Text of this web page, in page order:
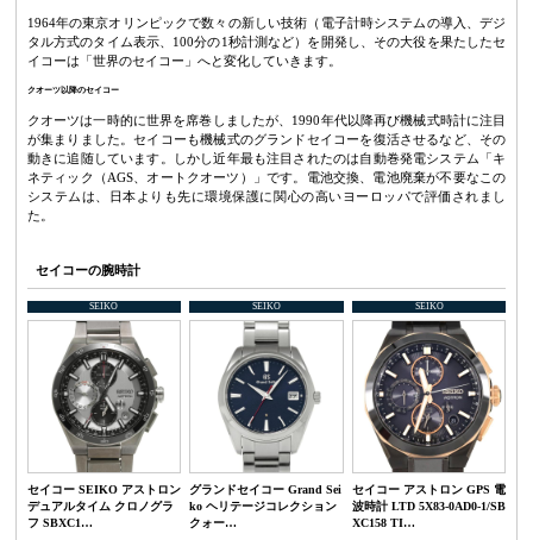
1964年の東京オリンピックで数々の新しい技術（電子計時システムの導入、デジ
タル方式のタイム表示、100分の1秒計測など）を開発し、その大役を果たしたセ
イコーは「世界のセイコー」へと変化していきます。
クオーツ以降のセイコー
クオーツは一時的に世界を席巻しましたが、1990年代以降再び機械式時計に注目
が集まりました。セイコーも機械式のグランドセイコーを復活させるなど、その
動きに追随しています。しかし近年最も注目されたのは自動巻発電システム「キ
ネティック（AGS、オートクオーツ）」です。電池交換、電池廃棄が不要なこの
システムは、日本よりも先に環境保護に関心の高いヨーロッパで評価されまし
た。
セイコーの腕時計
SEIKO
セイコー SEIKO アストロン
デュアルタイム クロノグラ
フ SBXC1…
SEIKO
グランドセイコー Grand Sei
ko ヘリテージコレクション
クォー…
SEIKO
セイコー アストロン GPS 電
波時計 LTD 5X83-0AD0-1/SB
XC158 TI…